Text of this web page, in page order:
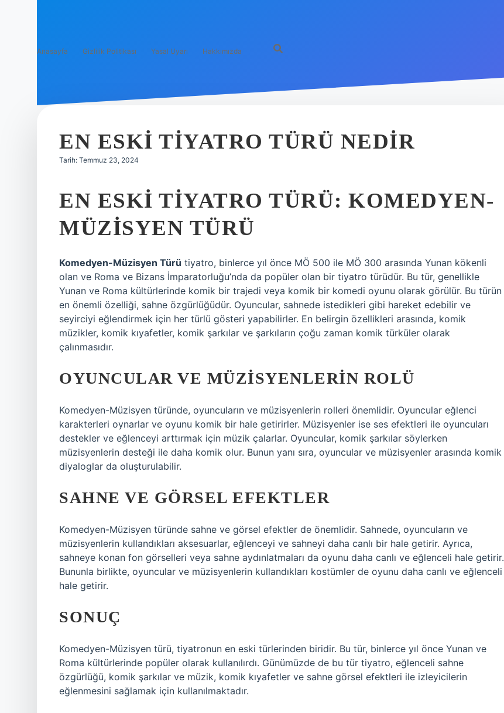
Anasayfa Gizlilik Politikası Yasal Uyarı Hakkımızda
EN ESKI TIYATRO TÜRÜ NEDIR
Tarih: Temmuz 23, 2024
EN ESKI TIYATRO TÜRÜ: KOMEDYEN-
MÜZISYEN TÜRÜ
Komedyen-Müzisyen Türü tiyatro, binlerce yıl önce MÖ 500 ile MÖ 300 arasında Yunan kökenli
olan ve Roma ve Bizans İmparatorluğu’nda da popüler olan bir tiyatro türüdür. Bu tür, genellikle
Yunan ve Roma kültürlerinde komik bir trajedi veya komik bir komedi oyunu olarak görülür. Bu türün
en önemli özelliği, sahne özgürlüğüdür. Oyuncular, sahnede istedikleri gibi hareket edebilir ve
seyirciyi eğlendirmek için her türlü gösteri yapabilirler. En belirgin özellikleri arasında, komik
müzikler, komik kıyafetler, komik şarkılar ve şarkıların çoğu zaman komik türküler olarak
çalınmasıdır.
OYUNCULAR VE MÜZISYENLERIN ROLÜ
Komedyen-Müzisyen türünde, oyuncuların ve müzisyenlerin rolleri önemlidir. Oyuncular eğlenci
karakterleri oynarlar ve oyunu komik bir hale getirirler. Müzisyenler ise ses efektleri ile oyuncuları
destekler ve eğlenceyi arttırmak için müzik çalarlar. Oyuncular, komik şarkılar söylerken
müzisyenlerin desteği ile daha komik olur. Bunun yanı sıra, oyuncular ve müzisyenler arasında komik
diyaloglar da oluşturulabilir.
SAHNE VE GÖRSEL EFEKTLER
Komedyen-Müzisyen türünde sahne ve görsel efektler de önemlidir. Sahnede, oyuncuların ve
müzisyenlerin kullandıkları aksesuarlar, eğlenceyi ve sahneyi daha canlı bir hale getirir. Ayrıca,
sahneye konan fon görselleri veya sahne aydınlatmaları da oyunu daha canlı ve eğlenceli hale getirir.
Bununla birlikte, oyuncular ve müzisyenlerin kullandıkları kostümler de oyunu daha canlı ve eğlenceli
hale getirir.
SONUÇ
Komedyen-Müzisyen türü, tiyatronun en eski türlerinden biridir. Bu tür, binlerce yıl önce Yunan ve
Roma kültürlerinde popüler olarak kullanılırdı. Günümüzde de bu tür tiyatro, eğlenceli sahne
özgürlüğü, komik şarkılar ve müzik, komik kıyafetler ve sahne görsel efektleri ile izleyicilerin
eğlenmesini sağlamak için kullanılmaktadır.